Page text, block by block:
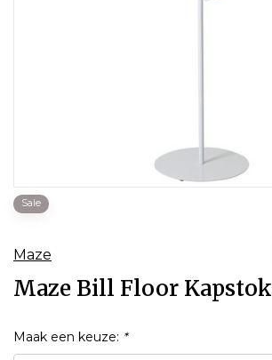
Sale
Maze
Maze Bill Floor Kapstok
Maak een keuze: *